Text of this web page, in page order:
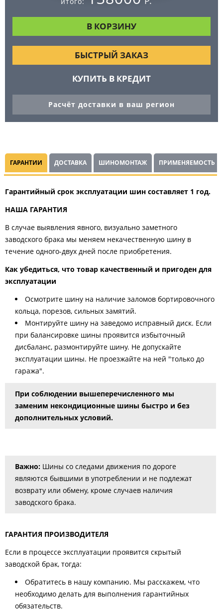
БЫСТРЫЙ ЗАКАЗ
КУПИТЬ В КРЕДИТ
Расчёт доставки в ваш регион
ГАРАНТИИ ДОСТАВКА ШИНОМОНТАЖ ПРИМЕНЯЕМОСТЬ
Гарантийный срок эксплуатации шин составляет 1 год.
НАША ГАРАНТИЯ
В случае выявления явного, визуально заметного
заводского брака мы меняем некачественную шину в
течение одного-двух дней после приобретения.
Как убедиться, что товар качественный и пригоден для
эксплуатации
Осмотрите шину на наличие заломов бортировочного
кольца, порезов, сильных замятий.
Монтируйте шину на заведомо исправный диск. Если
при балансировке шины проявится избыточный
дисбаланс, размонтируйте шину. Не допускайте
эксплуатации шины. Не проезжайте на ней "только до
гаража".
При соблюдении вышеперечисленного мы
заменим некондиционные шины быстро и без
дополнительных условий.
Важно: Шины со следами движения по дороге
являются бывшими в употреблении и не подлежат
возврату или обмену, кроме случаев наличия
заводского брака.
ГАРАНТИЯ ПРОИЗВОДИТЕЛЯ
Если в процессе эксплуатации проявится скрытый
заводской брак, тогда:
Обратитесь в нашу компанию. Мы расскажем, что
необходимо делать для выполнения гарантийных
обязательств.